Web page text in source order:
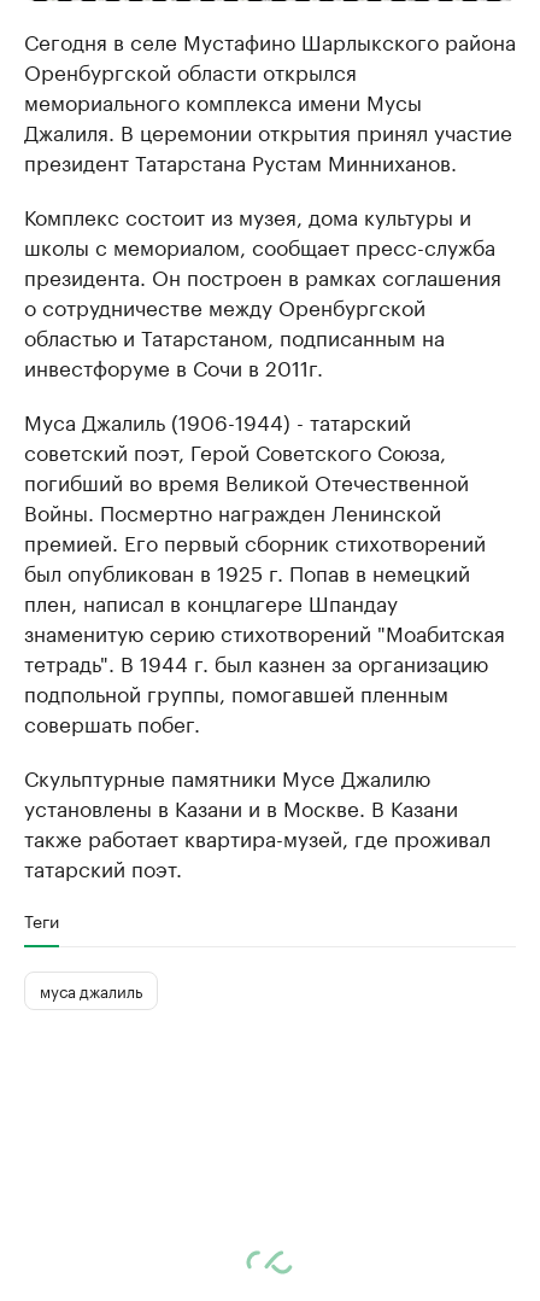
Сегодня в селе Мустафино Шарлыкского района
Оренбургской области открылся
мемориального комплекса имени Мусы
Джалиля. В церемонии открытия принял участие
президент Татарстана Рустам Минниханов.
Комплекс состоит из музея, дома культуры и
школы с мемориалом, сообщает пресс-служба
президента. Он построен в рамках соглашения
о сотрудничестве между Оренбургской
областью и Татарстаном, подписанным на
инвестфоруме в Сочи в 2011г.
Муса Джалиль (1906-1944) - татарский
советский поэт, Герой Советского Союза,
погибший во время Великой Отечественной
Войны. Посмертно награжден Ленинской
премией. Его первый сборник стихотворений
был опубликован в 1925 г. Попав в немецкий
плен, написал в концлагере Шпандау
знаменитую серию стихотворений "Моабитская
тетрадь". В 1944 г. был казнен за организацию
подпольной группы, помогавшей пленным
совершать побег.
Скульптурные памятники Мусе Джалилю
установлены в Казани и в Москве. В Казани
также работает квартира-музей, где проживал
татарский поэт.
Теги
муса джалиль